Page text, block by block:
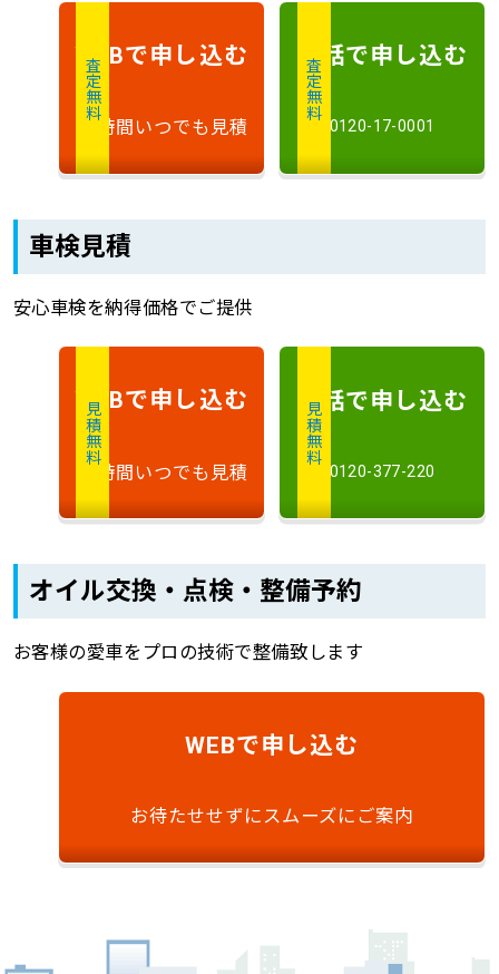
査定無料
WEBで申し込む
24時間いつでも見積
査定無料
電話で申し込む
0120-17-0001
車検見積
安心車検を納得価格でご提供
見積無料
WEBで申し込む
24時間いつでも見積
見積無料
電話で申し込む
0120-377-220
オイル交換・点検・整備予約
お客様の愛車をプロの技術で整備致します
WEBで申し込む
お待たせせずにスムーズにご案内